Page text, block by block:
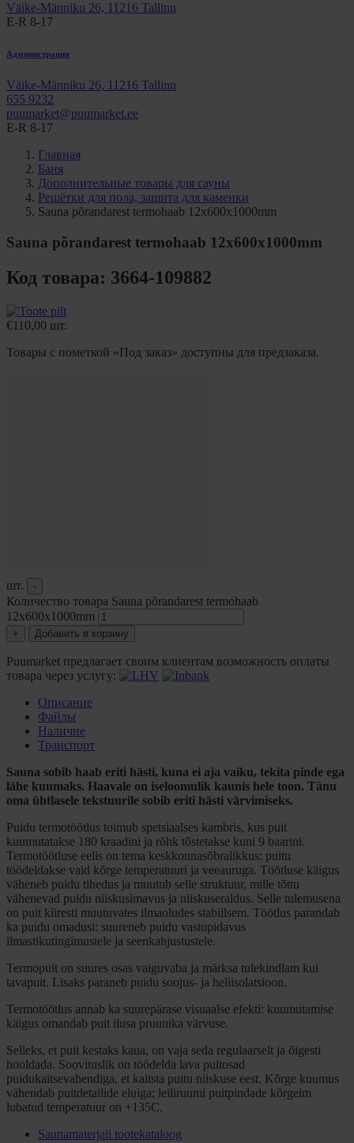
Väike-Männiku 26, 11216 Tallinn
E-R 8-17
Администрация
Väike-Männiku 26, 11216 Tallinn
655 9232
puumarket@puumarket.ee
E-R 8-17
Главная
Баня
Дополнительные товары для сауны
Решётки для пола, защита для каменки
Sauna põrandarest termohaab 12x600x1000mm
Sauna põrandarest termohaab 12x600x1000mm
Код товара: 3664-109882
€110,00 шт.
Товары с пометкой «Под заказ» доступны для предзаказа.
шт. -
Количество товара Sauna põrandarest termohaab
12x600x1000mm
+ Добавить в корзину
Puumarket предлагает своим клиентам возможность оплаты
товара через услугу:
Описание
Файлы
Hаличие
Транспорт
Sauna sobib haab eriti hästi, kuna ei aja vaiku, tekita pinde ega
lähe kuumaks. Haavale on iseloomulik kaunis hele toon. Tänu
oma ühtlasele tekstuurile sobib eriti hästi värvimiseks.
Puidu termotöötlus toimub spetsiaalses kambris, kus puit
kuumutatakse 180 kraadini ja rõhk tõstetakse kuni 9 baarini.
Termotöötluse eelis on tema keskkonnasõbralikkus: puitu
töödeldakse vaid kõrge temperatuuri ja veeauruga. Töötluse käigus
väheneb puidu tihedus ja muutub selle struktuur, mille tõttu
vähenevad puidu niiskusimavus ja niiskuseraldus. Selle tulemusena
on puit kiiresti muutuvates ilmaoludes stabiilsem. Töötlus parandab
ka puidu omadusi: suureneb puidu vastupidavus
ilmastikutingimustele ja seenkahjustustele.
Termopuit on suures osas vaiguvaba ja märksa tulekindlam kui
tavapuit. Lisaks paraneb puidu soojus- ja heliisolatsioon.
Termotöötlus annab ka suurepärase visuaalse efekti: kuumutamise
käigus omandab puit ilusa pruunika värvuse.
Selleks, et puit kestaks kaua, on vaja seda regulaarselt ja õigesti
hooldada. Soovituslik on töödelda lava puitosad
puidukaitsevahendiga, et kaitsta puitu niiskuse eest. Kõrge kuumus
vähendab puitdetailide eluiga; leiliruumi puitpindade kõrgeim
lubatud temperatuur on +135C.
Saunamaterjali tootekataloog